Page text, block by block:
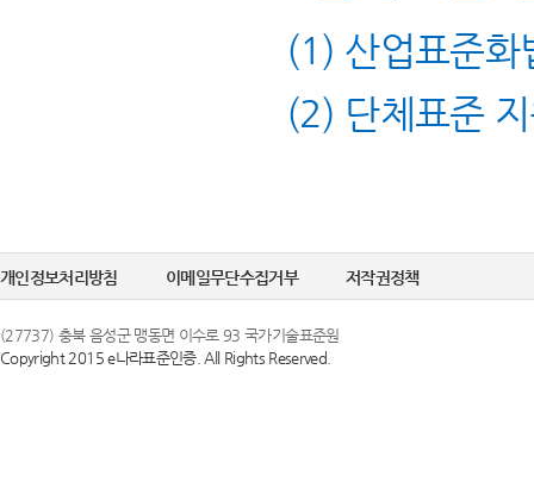
(1) 산업표준화
(2) 단체표준
개인정보처리방침 이메일무단수집거부 저작권정책
(27737) 충북 음성군 맹동면 이수로 93 국가기술표준원
Copyright 2015 e나라표준인증. All Rights Reserved.